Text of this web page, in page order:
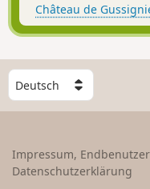
Château de
W
ä
h
eImpressum,
Datenschutzerklärung